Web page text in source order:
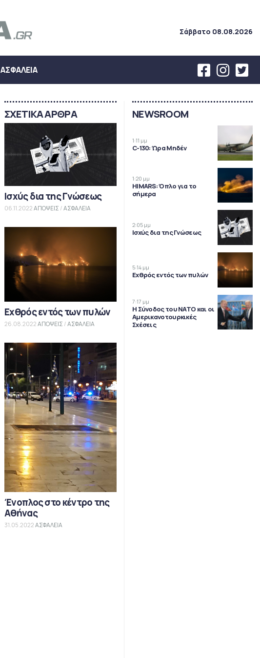
Σάββατο 08.08.2026
ΑΣΦΑΛΕΙΑ
ΣΧΕΤΙΚΑ ΑΡΘΡΑ
Ισχύς δια της Γνώσεως
06.11.2022ΑΠΟΨΕΙΣ /ΑΣΦΑΛΕΙΑ
Εχθρός εντός των πυλών
26.08.2022ΑΠΟΨΕΙΣ /ΑΣΦΑΛΕΙΑ
Ένοπλος στο κέντρο της
Αθήνας
31.05.2022ΑΣΦΑΛΕΙΑ
NEWSROOM
1:11 μμ
C-130: Ώρα Μηδέν
1:20 μμ
HIMARS: Όπλο για το
σήμερα
2:05 μμ
Ισχύς δια της Γνώσεως
5:14 μμ
Εχθρός εντός των πυλών
7:17 μμ
Η Σύνοδος του ΝΑΤΟ και οι
Αμερικανοτουρκικές
Σχέσεις